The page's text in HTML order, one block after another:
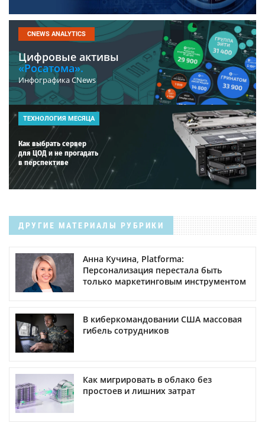
CNEWS ANALYTICS
Цифровые активы
«Росатома».
Инфографика CNews
ТЕХНОЛОГИЯ МЕСЯЦА
Как выбрать сервер
для ЦОД и не прогадать
в перспективе
ДРУГИЕ МАТЕРИАЛЫ РУБРИКИ
Анна Кучина, Platforma:
Персонализация перестала быть
только маркетинговым инструментом
В киберкомандовании США массовая
гибель сотрудников
Как мигрировать в облако без
простоев и лишних затрат